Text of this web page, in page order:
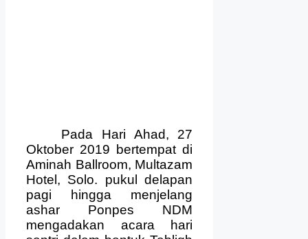
Pada Hari Ahad, 27
Oktober 2019 bertempat di
Aminah Ballroom, Multazam
Hotel, Solo. pukul delapan
pagi hingga menjelang
ashar Ponpes NDM
mengadakan acara hari